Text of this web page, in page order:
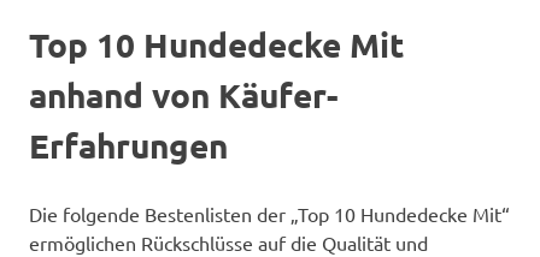
Top 10 Hundedecke Mit
anhand von Käufer-
Erfahrungen
Die folgende Bestenlisten der „Top 10 Hundedecke Mit“
ermöglichen Rückschlüsse auf die Qualität und